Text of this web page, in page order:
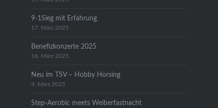
9-1Sieg mit Erfahrung
17. März 2025
Benefizkonzerte 2025
16. März 2025
Neu im TSV – Hobby Horsing
4. März 2025
Step-Aerobic meets Weiberfastnacht